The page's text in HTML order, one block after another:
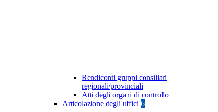
Rendiconti gruppi consiliari
regionali/provinciali
Atti degli organi di controllo
Articolazione degli uffici 6